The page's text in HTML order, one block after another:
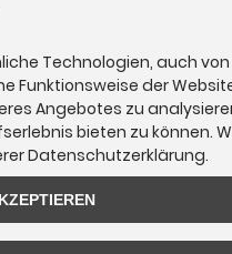
Technologien, auch von
Funktionsweise der
Angebotes zu
bieten zu können.
Datenschutzerklärung.